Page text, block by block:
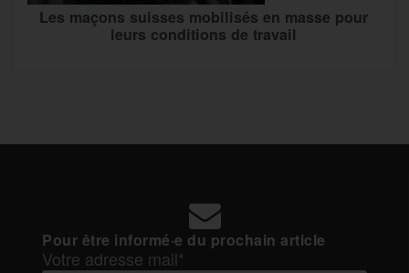
Les maçons suisses mobilisés en masse pour
leurs conditions de travail
Pour être informé·e du prochain article
Votre adresse mail*